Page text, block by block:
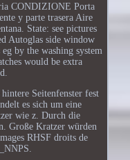
CONDIZIONE Porta
y parte trasera Aire
State: see pictures
Autoglas side window
by the washing system
would be extra
Seitenfenster fest
es sich um eine
wie z. Durch die
Große Kratzer würden
RHSF droits de